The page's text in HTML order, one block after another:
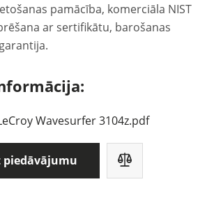
pamācība, komerciāla NIST
ar sertifikātu, barošanas
Wavesurfer 3104z.pdf
piedāvājumu